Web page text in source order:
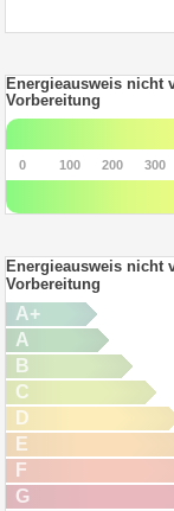
Energieausweis nicht
Vorbereitung
0 100 200 300
Energieausweis nicht
Vorbereitung
A+
A
B
C
D
E
F
G